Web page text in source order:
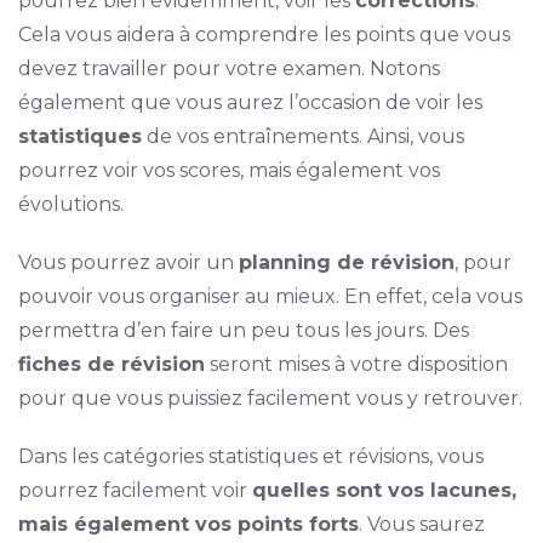
Cela vous aidera à comprendre les points que vous
devez travailler pour votre examen. Notons
également que vous aurez l’occasion de voir les
statistiquesde vos entraînements. Ainsi, vous
pourrez voir vos scores, mais également vos
évolutions.
Vous pourrez avoir un planning de révision, pour
pouvoir vous organiser au mieux. En effet, cela vous
permettra d’en faire un peu tous les jours. Des
fiches de révision seront mises à votre disposition
pour que vous puissiez facilement vous y retrouver.
Dans les catégories statistiques et révisions, vous
pourrez facilement voir quelles sont vos lacunes,
mais également vos points forts. Vous saurez